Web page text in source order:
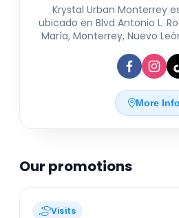
Krystal Urban Monterrey
ubicado en Blvd Antonio L.
María, Monterrey, Nuevo
comida, ofrece opciones
todos los gustos. Los
con un buffet especial que
una experiencia
accesible, ideal para
sabor en un ambiente
More Info
Our promotions
Visits